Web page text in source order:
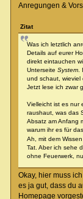
Anregungen &
Zitat
Was ich letztlich
Details auf eurer
direkt eintauchen
Unterseite System.
und schaut, wieviel
Jetzt lese ich zwar
Vielleicht ist es nur
raushaut, was das
Absatz am Anfang
warum ihr es für
Ah, mit dem
Tat. Aber ich sehe
ohne Feuerwerk,
Okay, hier muss
es ja gut, dass du
Homepage